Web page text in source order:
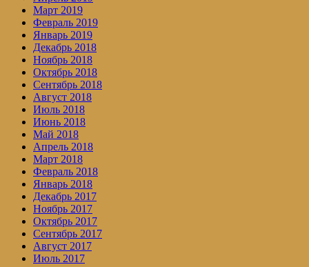
Март 2019
Февраль 2019
Январь 2019
Декабрь 2018
Ноябрь 2018
Октябрь 2018
Сентябрь 2018
Август 2018
Июль 2018
Июнь 2018
Май 2018
Апрель 2018
Март 2018
Февраль 2018
Январь 2018
Декабрь 2017
Ноябрь 2017
Октябрь 2017
Сентябрь 2017
Август 2017
Июль 2017